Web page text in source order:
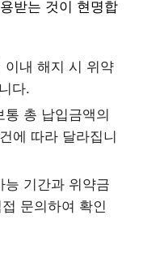
받는 것이 현명합
이내 해지 시 위약
다.
총 납입금액의
에 따라 달라집니
능 기간과 위약금
문의하여 확인